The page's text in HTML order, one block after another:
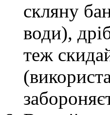
скляну
води),
теж